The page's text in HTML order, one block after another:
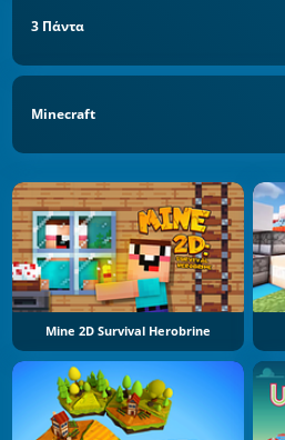
3 Πάντα
Minecraft
Mine 2D Survival Herobrine